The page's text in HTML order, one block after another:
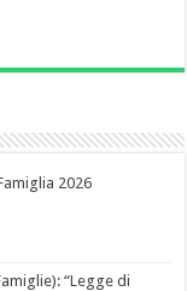
2026
“Legge di